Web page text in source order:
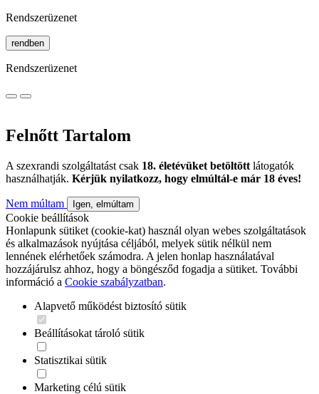
Rendszerüzenet
rendben
Rendszerüzenet
Felnőtt Tartalom
A szexrandi szolgáltatást csak 18. életévüket betöltött látogatók
használhatják. Kérjük nyilatkozz, hogy elmúltál-e már 18 éves!
Nem múltam Igen, elmúltam
Cookie beállítások
Honlapunk sütiket (cookie-kat) használ olyan webes szolgáltatások
és alkalmazások nyújtása céljából, melyek sütik nélkül nem
lennének elérhetőek számodra. A jelen honlap használatával
hozzájárulsz ahhoz, hogy a böngésződ fogadja a sütiket. További
információ a Cookie szabályzatban.
Alapvető működést biztosító sütik
Beállításokat tároló sütik
Statisztikai sütik
Marketing célú sütik